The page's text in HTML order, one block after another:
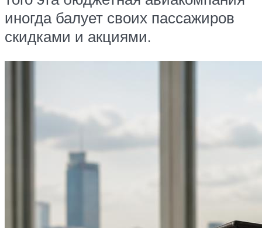
иногда балует своих пассажиров
скидками и акциями.